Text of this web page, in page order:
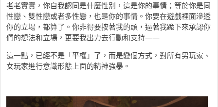
老老實實，你自我認同是什麼性別，這是你的事情；等於你是同
性戀、雙性戀或者多性戀，也是你的事情。你要在遊戲裡面滲透
你的立場，都算了。你非得要按著我的頭，逼著我跪下來承認你
們的想法和立場，更要我出力去行動和支持——
這一點，已經不是「平權」了，而是變個方式，對所有男玩家、
女玩家進行意識形態上面的精神強暴。